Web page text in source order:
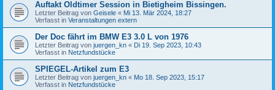
Auftakt Oldtimer Session in Bietigheim Bissingen.
Letzter Beitrag von Geisele « Mi 13. Mär 2024, 18:27
Verfasst in Veranstaltungen extern
Der Doc fährt im BMW E3 3.0 L von 1976
Letzter Beitrag von juergen_kn « Di 19. Sep 2023, 10:43
Verfasst in Netzfundstücke
SPIEGEL-Artikel zum E3
Letzter Beitrag von juergen_kn « Mo 18. Sep 2023, 15:17
Verfasst in Netzfundstücke